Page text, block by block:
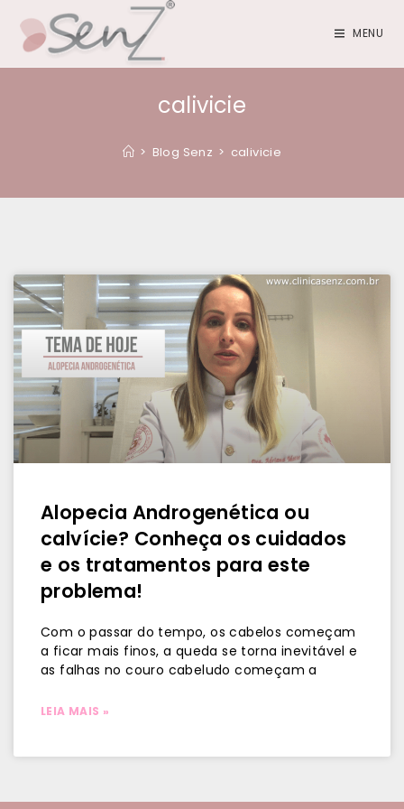
MENU
calivicie
> Blog Senz > calivicie
Alopecia Androgenética ou
calvície? Conheça os cuidados
e os tratamentos para este
problema!
Com o passar do tempo, os cabelos começam
a ficar mais finos, a queda se torna inevitável e
as falhas no couro cabeludo começam a
LEIA MAIS »